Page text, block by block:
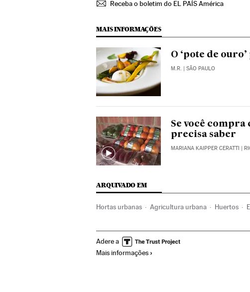
Receba o boletim do EL PAÍS América
MAIS INFORMAÇÕES
O ‘pote de
M.R. | SÃO PAULO
Se você compra
precisa saber
MARIANA KAIPPER CERATTI |
ARQUIVADO EM
Hortas urbanas Agricultura urbana Huertos
Meio ambiente Prazeres
Adere a
Mais informações